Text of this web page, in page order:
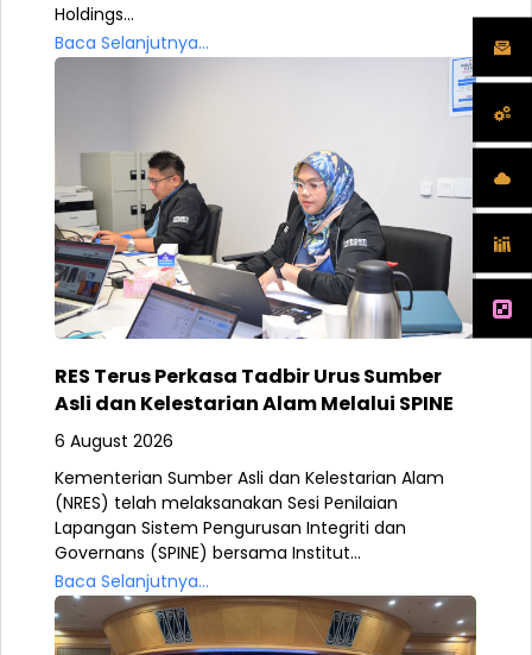
Holdings...
Baca Selanjutnya...
RES Terus Perkasa Tadbir Urus Sumber
Asli dan Kelestarian Alam Melalui SPINE
6 August 2026
Kementerian Sumber Asli dan Kelestarian Alam
(NRES) telah melaksanakan Sesi Penilaian
Lapangan Sistem Pengurusan Integriti dan
Governans (SPINE) bersama Institut...
Baca Selanjutnya...